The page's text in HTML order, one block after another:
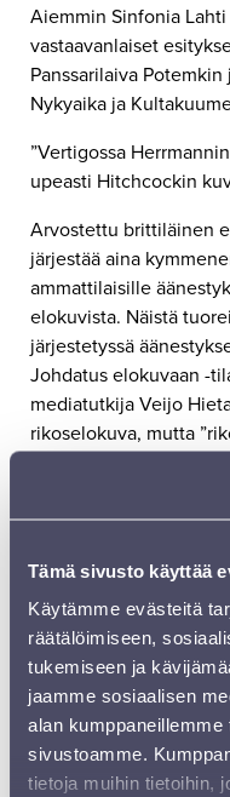
Tämä sivusto käyttää
Käytämme evästeitä
räätälöimiseen,
tukemiseen ja
jaamme sosiaalisen
alan
sivustoamme.
tietoja muihin tietoihin,
Aiemmin Sinfonia
vastaavanlaiset
Panssarilaiva
Nykyaika ja
”Vertigossa
upeasti Hitchcockin
Arvostettu brittiläinen
järjestää aina
ammattilaisille
elokuvista. Näistä
järjestetyssä
Johdatus elokuvaan -
mediatutkija Veijo
rikoselokuva, mutta
rakkaustarinalle.”
moniselitteisessä
visuaalisesti on upeaa
maisemat hivelevät
Novak hehkuu milloin
eteerisenä,
muu visuaalinen
unenomaisuutta”,
myös Hitchcockin
musiikki, jota sanottu